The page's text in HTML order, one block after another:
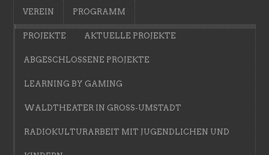
VEREIN PROGRAMM
PROJEKTE AKTUELLE PROJEKTE
ABGESCHLOSSENE PROJEKTE
LEARNING BY GAMING
WALDTHEATER IN GROSS-UMSTADT
RADIOKULTURARBEIT MIT JUGENDLICHEN UND